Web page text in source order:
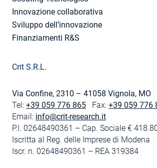
Innovazione collaborativa
Sviluppo dell’innovazione
Finanziamenti R&S
Crit S.R.L.
Via Confine, 2310 – 41058 Vignola, MO
Tel: +39 059 776 865 Fax: +39 059 776
Email: info@crit-research.it
P.I. 02648490361 – Cap. Sociale €
Iscritta al Reg. delle Imprese di Modena
Iscr. n. 02648490361 – REA 319384